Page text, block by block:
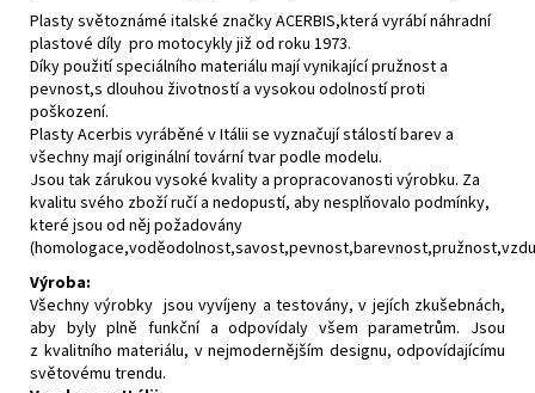
Plasty světoznámé italské značky ACERBIS,která vyrábí náhradní
plastové díly pro motocykly již od roku 1973.
Díky použití speciálního materiálu mají vynikající pružnost a
pevnost,s dlouhou životností a vysokou odolností proti
poškození.
Plasty Acerbis vyráběné v Itálii se vyznačují stálostí barev a
všechny mají originální tovární tvar podle modelu.
Jsou tak zárukou vysoké kvality a propracovanosti výrobku. Za
kvalitu svého zboží ručí a nedopustí, aby nesplňovalo podmínky,
které jsou od něj požadovány
Výroba:
Všechny výrobky jsou vyvíjeny a testovány, v jejích zkušebnách,
aby byly plně funkční a odpovídaly všem parametrům. Jsou
z kvalitního materiálu, v nejmodernějším designu, odpovídajícímu
světovému trendu.